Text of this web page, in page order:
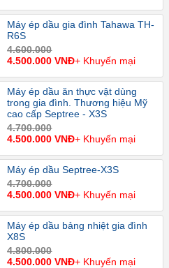
Máy ép dầu gia đình Tahawa TH-
R6S
4.600.000
4.500.000 VNĐ+ Khuyến mại
Máy ép dầu ăn thực vật dùng
trong gia đình. Thương hiệu Mỹ
cao cấp Septree - X3S
4.700.000
4.500.000 VNĐ+ Khuyến mại
Máy ép dầu Septree-X3S
4.700.000
4.500.000 VNĐ+ Khuyến mại
Máy ép dầu bảng nhiệt gia đình
X8S
4.800.000
4.500.000 VNĐ+ Khuyến mại